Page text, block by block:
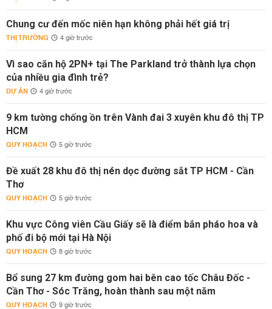
Chung cư đến mốc niên hạn không phải hết giá trị
THỊ TRƯỜNG 4 giờ trước
Vì sao căn hộ 2PN+ tại The Parkland trở thành lựa chọn
của nhiều gia đình trẻ?
DỰ ÁN 4 giờ trước
9 km tường chống ồn trên Vành đai 3 xuyên khu đô thị TP
HCM
QUY HOẠCH 5 giờ trước
Đề xuất 28 khu đô thị nén dọc đường sắt TP HCM - Cần
Thơ
QUY HOẠCH 5 giờ trước
Khu vực Công viên Cầu Giấy sẽ là điểm bắn pháo hoa và
phố đi bộ mới tại Hà Nội
QUY HOẠCH 8 giờ trước
Bổ sung 27 km đường gom hai bên cao tốc Châu Đốc -
Cần Thơ - Sóc Trăng, hoàn thành sau một năm
QUY HOẠCH 9 giờ trước